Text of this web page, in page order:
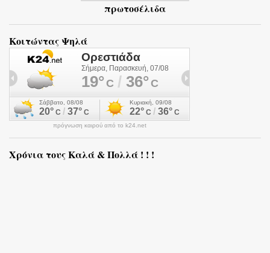
πρωτοσέλιδα
Κοιτώντας Ψηλά
πρόγνωση καιρού από το k24.net
Χρόνια τους Καλά & Πολλά ! ! !